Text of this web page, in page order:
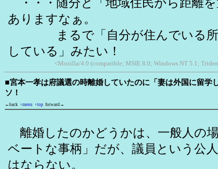
・・・随分と「地域住民から距離
ありますなぁ。
まるで「自分が住んでいる所
している」みたい！
<Mozilla/4.0 (compatible; MSIE 8.0; Windows NT 5.1;
■宮本一孝は府議選の時離婚していたのに「妻は外国に留学
ソ！
←back ↑menu ↑top forward→
離婚したのかどうかは、一般人の
ベートな事柄」だが、議員という公
はならない。